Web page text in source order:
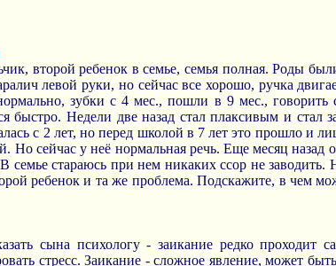
второй ребенок в семье, семья полная. Роды
левой руки, но сейчас все хорошо, ручка
зубки с 4 мес., пошли в 9 мес.,
быстро. Недели две назад стал плаксивым и стал
с 2 лет, но перед школой в 7 лет это прошло и
Но сейчас у неё нормальная речь. Еще месяц назад
семье стараюсь при нем никаких ссор не
ребенок и та же проблема. Подскажите, в чем
сына психологу - заикание редко проходит
стресс. Заикание - сложное явление, может